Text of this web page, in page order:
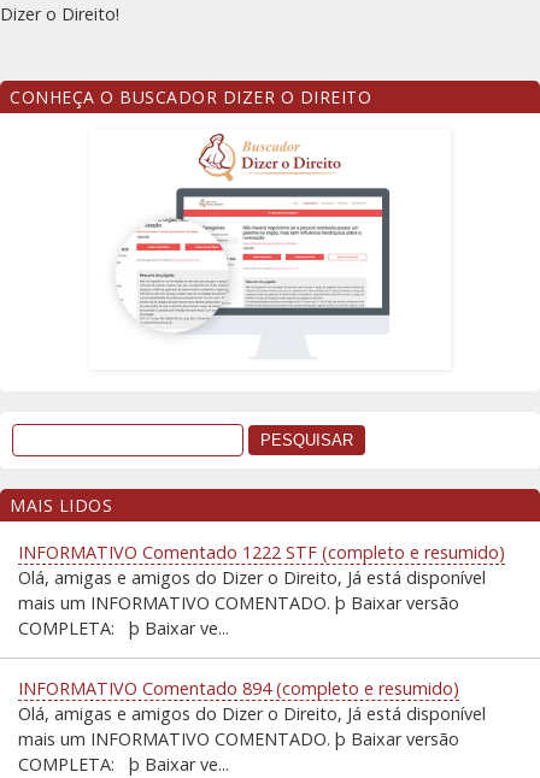
Dizer o Direito!
CONHEÇA O BUSCADOR DIZER O DIREITO
MAIS LIDOS
INFORMATIVO Comentado 1222 STF (completo e resumido)
Olá, amigas e amigos do Dizer o Direito, Já está disponível
mais um INFORMATIVO COMENTADO. þ Baixar versão
COMPLETA: þ Baixar ve...
INFORMATIVO Comentado 894 (completo e resumido)
Olá, amigas e amigos do Dizer o Direito, Já está disponível
mais um INFORMATIVO COMENTADO. þ Baixar versão
COMPLETA: þ Baixar ve...